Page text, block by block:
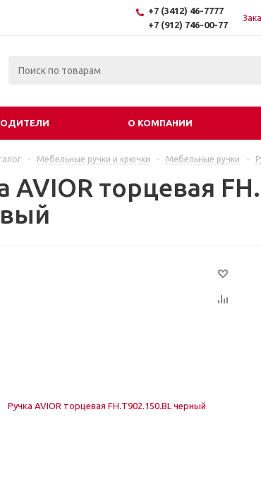
+7 (3412) 46-7777
+7 (912) 746-00-77
О КОМПАНИИ
- Мебельные ручки и крючки - Мебельные ручки -
AVIOR торцевая